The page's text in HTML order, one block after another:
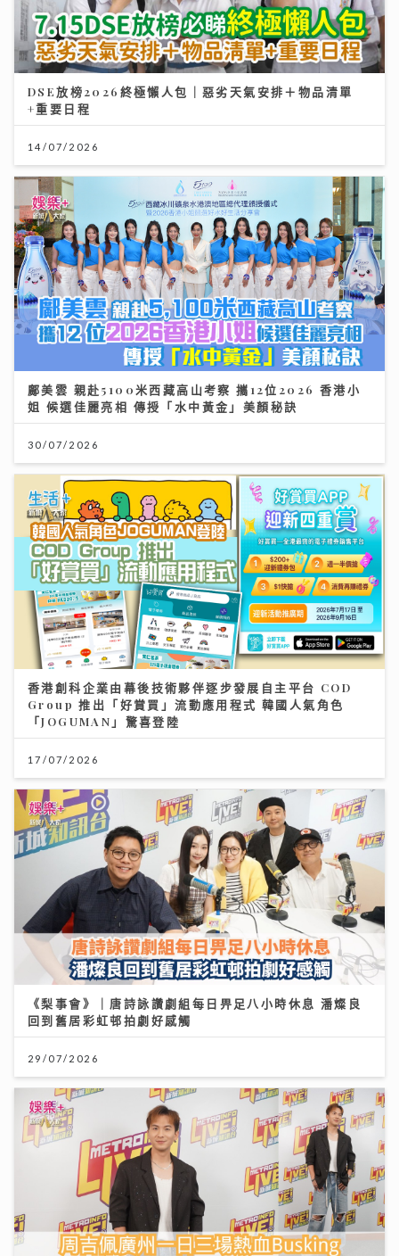
DSE放榜2026終極懶人包｜惡劣天氣安排＋物品清單
+重要日程
14/07/2026
鄺美雲 親赴5100米西藏高山考察 攜12位2026 香港小
姐 候選佳麗亮相 傳授「水中黃金」美顏秘訣
30/07/2026
香港創科企業由幕後技術夥伴逐步發展自主平台 COD
Group 推出「好賞買」流動應用程式 韓國人氣角色
「JOGUMAN」驚喜登陸
17/07/2026
《梨事會》｜唐詩詠讚劇組每日畀足八小時休息 潘燦良
回到舊居彩虹邨拍劇好感觸
29/07/2026